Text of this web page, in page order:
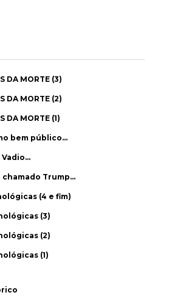
DA MORTE (3)
DA MORTE (2)
DA MORTE (1)
bem público…
Vadio…
chamado Trump…
(4 e fim)
(3)
(2)
(1)